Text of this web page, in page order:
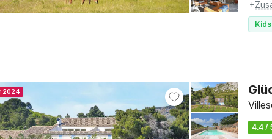
+
2024
4.4 /